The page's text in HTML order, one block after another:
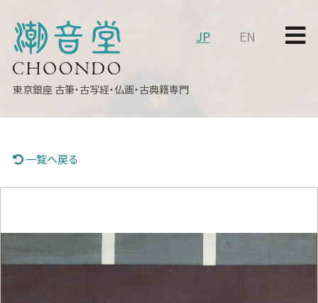
東京銀座 古筆・古写経・仏画・古典籍専門
JP EN
一覧へ戻る